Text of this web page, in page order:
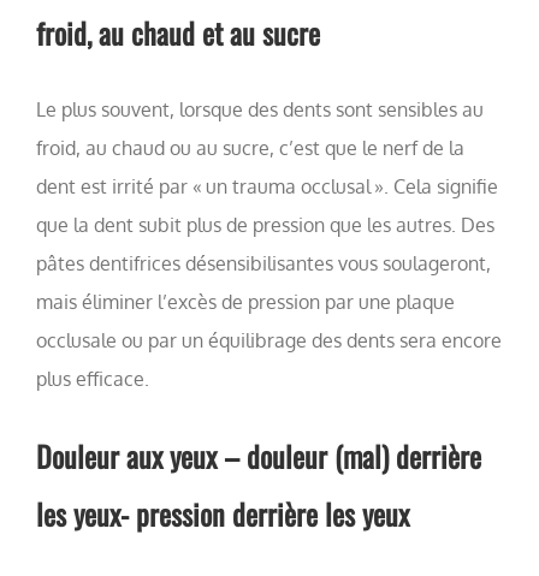
froid, au chaud et au sucre
Le plus souvent, lorsque des dents sont sensibles au
froid, au chaud ou au sucre, c’est que le nerf de la
dent est irrité par « un trauma occlusal ». Cela signifie
que la dent subit plus de pression que les autres. Des
pâtes dentifrices désensibilisantes vous soulageront,
mais éliminer l’excès de pression par une plaque
occlusale ou par un équilibrage des dents sera encore
plus efficace.
Douleur aux yeux – douleur (mal) derrière
les yeux- pression derrière les yeux